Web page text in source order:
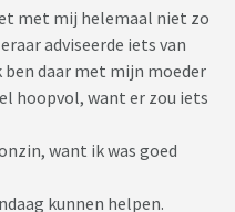
met mij helemaal niet zo
adviseerde iets van
daar met mijn moeder
hoopvol, want er zou iets
want ik was goed
kunnen helpen.